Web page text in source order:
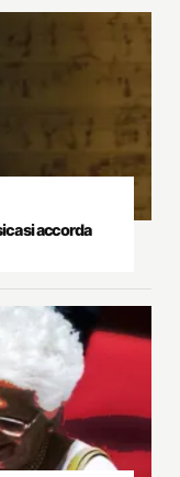
si accorda